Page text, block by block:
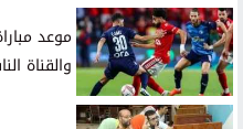
موعد
والقناة